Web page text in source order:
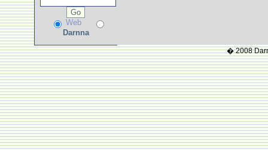
Web
Darnna
� 2008